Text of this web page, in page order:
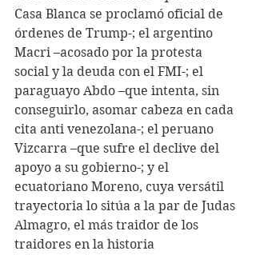
Casa Blanca se proclamó oficial de
órdenes de Trump-; el argentino
Macri –acosado por la protesta
social y la deuda con el FMI-; el
paraguayo Abdo –que intenta, sin
conseguirlo, asomar cabeza en cada
cita anti venezolana-; el peruano
Vizcarra –que sufre el declive del
apoyo a su gobierno-; y el
ecuatoriano Moreno, cuya versátil
trayectoria lo sitúa a la par de Judas
Almagro, el más traidor de los
traidores en la historia